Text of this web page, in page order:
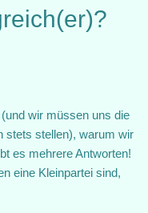
wir müssen uns die
stets stellen), warum wir
es mehrere Antworten!
eine Kleinpartei sind,